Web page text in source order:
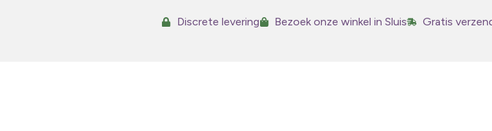
Discrete levering Bezoek onze winkel in Sluis Gratis